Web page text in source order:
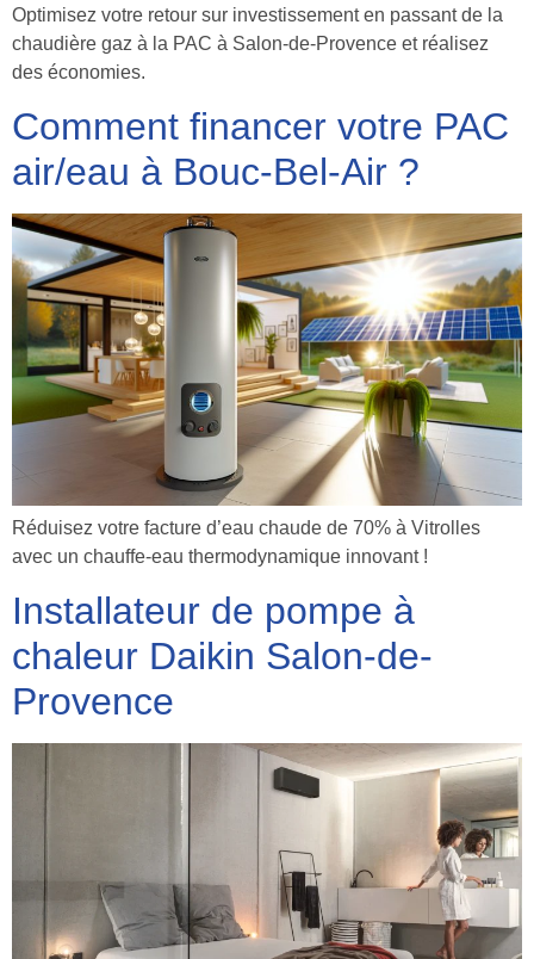
Optimisez votre retour sur investissement en passant de la
chaudière gaz à la PAC à Salon-de-Provence et réalisez
des économies.
Comment financer votre PAC
air/eau à Bouc-Bel-Air ?
Réduisez votre facture d’eau chaude de 70% à Vitrolles
avec un chauffe-eau thermodynamique innovant !
Installateur de pompe à
chaleur Daikin Salon-de-
Provence